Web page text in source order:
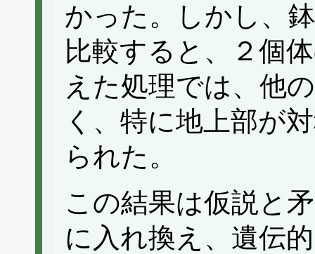
かった。しかし、
比較すると、２個
えた処理では、他
く、特に地上部が
られた。
この結果は仮説と
に入れ換え、遺伝